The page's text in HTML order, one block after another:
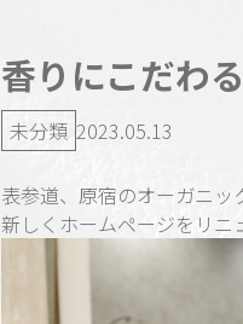
香りにこだわ
未分類 2023.05.13
表参道、原宿のオーガニッ
新しくホームページをリニ